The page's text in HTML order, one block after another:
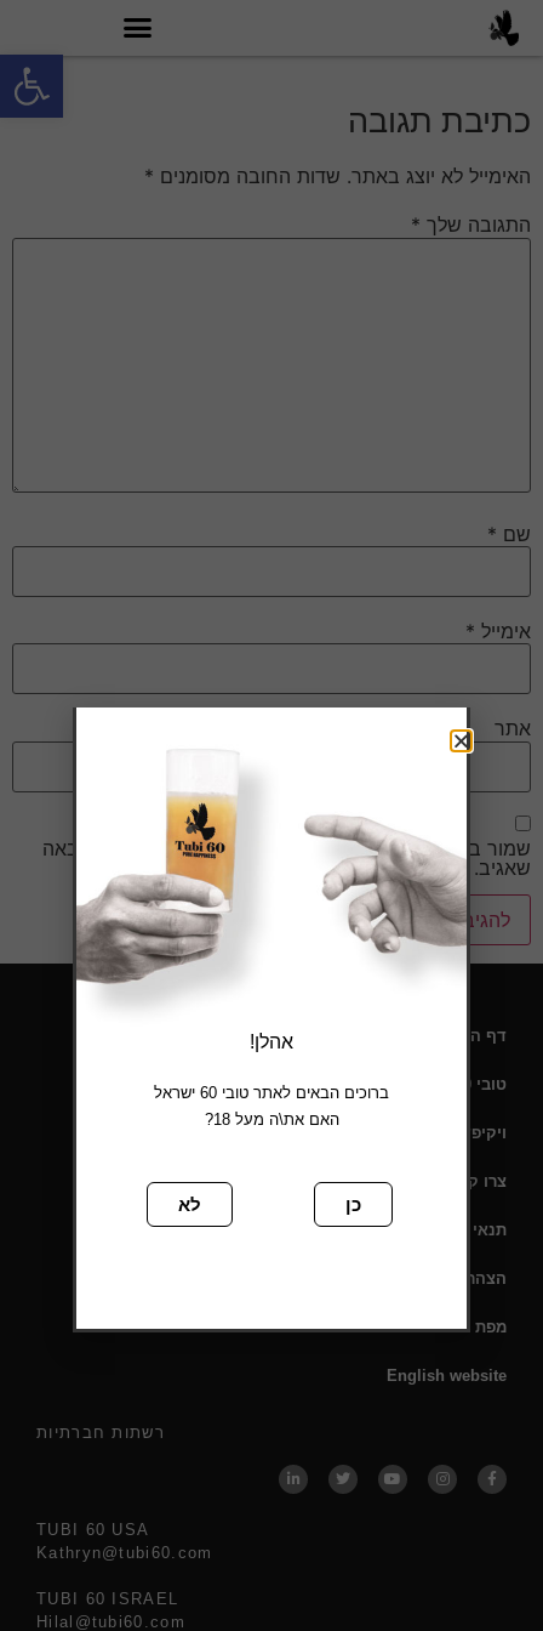
פתח
כתיבת תגובה
האימייל לא יוצג באתר. שדות החובה מסומנים *
התגובה שלך *
שם *
אימייל *
אתר
שמור בדפדפן זה את השם, האימייל והאתר שלי לפעם הבאה
שאגיב.
רשתות חברתיות
TUBI 60 USA
Kathryn@tubi60.com
TUBI 60 ISRAEL
Hilal@tubi60.com
דף הבית
טובי 60 – תעודת כשרות
ויקיפדיה
צרו קשר
תנאי שימוש
הצהרת נגישות
מפת אתר
English website
אהלן!
ברוכים הבאים לאתר טובי 60 ישראל
האם את\ה מעל 18?
כן לא